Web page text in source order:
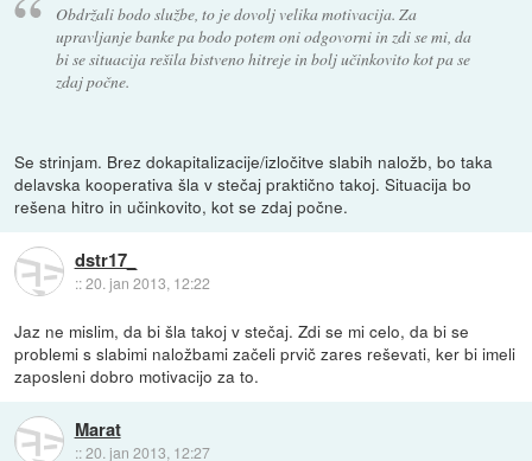
Obdržali bodo službe, to je dovolj velika motivacija. Za
upravljanje banke pa bodo potem oni odgovorni in zdi se mi, da
bi se situacija rešila bistveno hitreje in bolj učinkovito kot pa se
zdaj počne.
Se strinjam. Brez dokapitalizacije/izločitve slabih naložb, bo taka
delavska kooperativa šla v stečaj praktično takoj. Situacija bo
rešena hitro in učinkovito, kot se zdaj počne.
dstr17_
::20. jan 2013, 12:22
Jaz ne mislim, da bi šla takoj v stečaj. Zdi se mi celo, da bi se
problemi s slabimi naložbami začeli prvič zares reševati, ker bi imeli
zaposleni dobro motivacijo za to.
Marat
::20. jan 2013, 12:27